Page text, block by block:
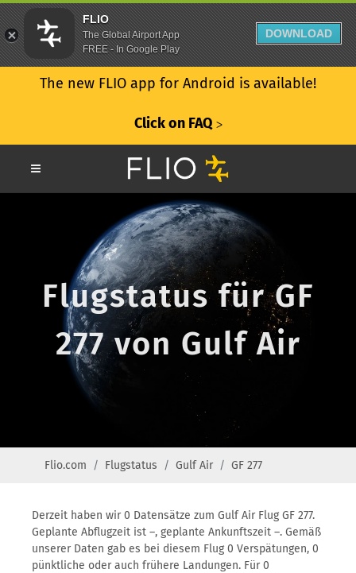
The new FLIO app for Android is available!
Click on FAQ ᐳ
Flugstatus für GF
277 von Gulf Air
Flio.com Flugstatus Gulf Air GF 277
Derzeit haben wir 0 Datensätze zum Gulf Air Flug GF 277.
Geplante Abflugzeit ist –, geplante Ankunftszeit –. Gemäß
unserer Daten gab es bei diesem Flug 0 Verspätungen, 0
pünktliche oder auch frühere Landungen. Für 0
FLIO
The Global Airport App
FREE - In Google Play
DOWNLOAD